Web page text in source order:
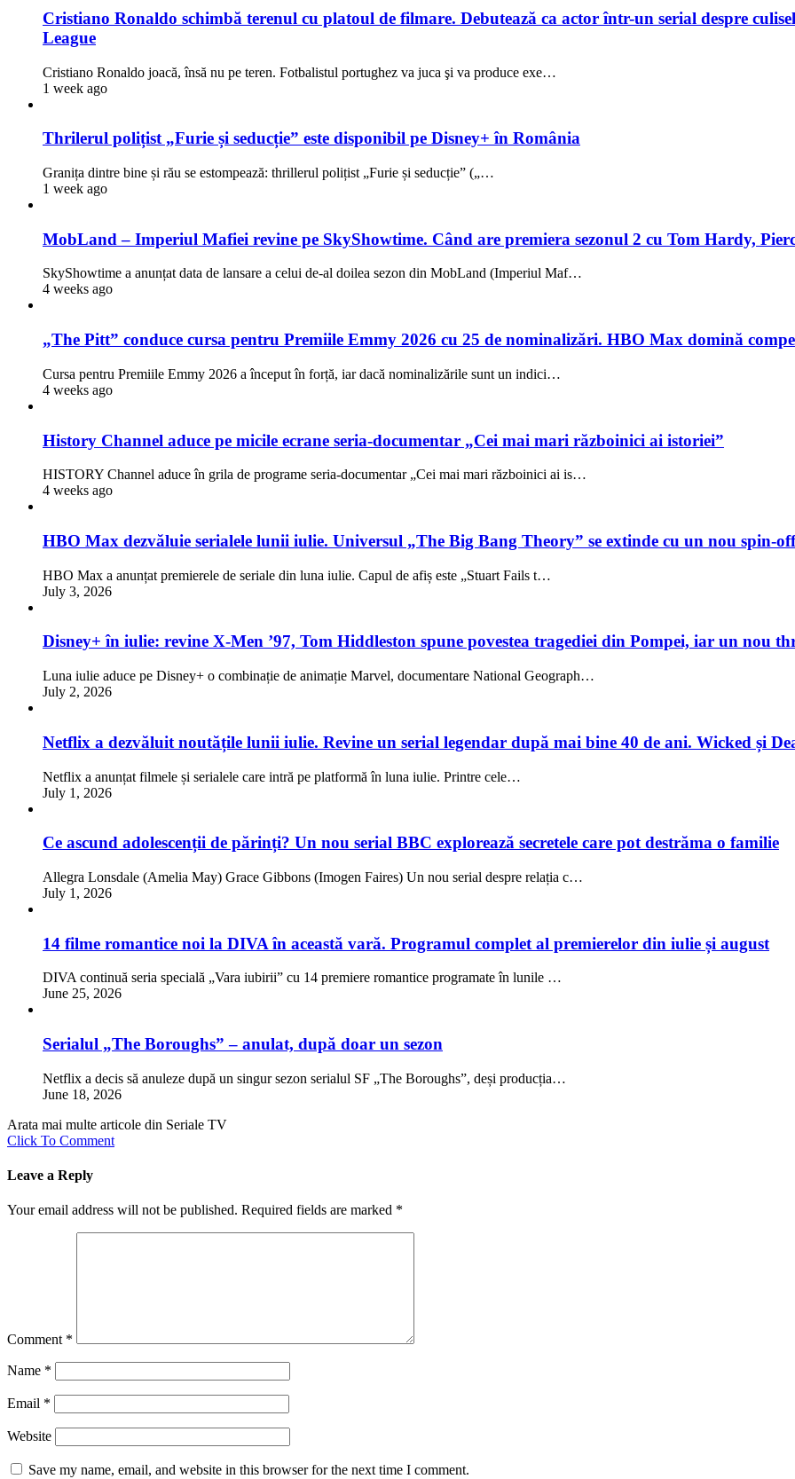
Cristiano Ronaldo schimbă terenul cu platoul de filmare. Debutează ca actor într-un serial despre
League
Cristiano Ronaldo joacă, însă nu pe teren. Fotbalistul portughez va juca şi va produce exe…
1 week ago
Thrilerul polițist „Furie și seducție” este disponibil pe Disney+ în România
Granița dintre bine și rău se estompează: thrillerul polițist „Furie și seducție” („…
1 week ago
MobLand – Imperiul Mafiei revine pe SkyShowtime. Când are premiera sezonul 2 cu Tom Hardy,
SkyShowtime a anunțat data de lansare a celui de-al doilea sezon din MobLand (Imperiul Maf…
4 weeks ago
„The Pitt” conduce cursa pentru Premiile Emmy 2026 cu 25 de nominalizări. HBO Max domină
Cursa pentru Premiile Emmy 2026 a început în forță, iar dacă nominalizările sunt un indici…
4 weeks ago
History Channel aduce pe micile ecrane seria-documentar „Cei mai mari războinici ai istoriei”
HISTORY Channel aduce în grila de programe seria-documentar „Cei mai mari războinici ai is…
4 weeks ago
HBO Max dezvăluie serialele lunii iulie. Universul „The Big Bang Theory” se extinde cu un nou spin-off
HBO Max a anunțat premierele de seriale din luna iulie. Capul de afiș este „Stuart Fails t…
July 3, 2026
Disney+ în iulie: revine X-Men ’97, Tom Hiddleston spune povestea tragediei din Pompei, iar un nou
Luna iulie aduce pe Disney+ o combinație de animație Marvel, documentare National Geograph…
July 2, 2026
Netflix a dezvăluit noutățile lunii iulie. Revine un serial legendar după mai bine 40 de ani. Wicked și
Netflix a anunțat filmele și serialele care intră pe platformă în luna iulie. Printre cele…
July 1, 2026
Ce ascund adolescenții de părinți? Un nou serial BBC explorează secretele care pot destrăma o familie
Allegra Lonsdale (Amelia May) Grace Gibbons (Imogen Faires) Un nou serial despre relația c…
July 1, 2026
14 filme romantice noi la DIVA în această vară. Programul complet al premierelor din iulie și august
DIVA continuă seria specială „Vara iubirii” cu 14 premiere romantice programate în lunile …
June 25, 2026
Serialul „The Boroughs” – anulat, după doar un sezon
Netflix a decis să anuleze după un singur sezon serialul SF „The Boroughs”, deși producția…
June 18, 2026
Arata mai multe articole din Seriale TV
Click To Comment
Leave a Reply
Your email address will not be published. Required fields are marked *
Comment *
Name *
Email *
Website
Save my name, email, and website in this browser for the next time I comment.